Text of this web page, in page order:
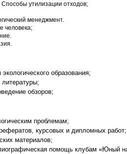
утилизации отходов;
менеджмент.
человека;
образования;
обзоров;
проблемам;
курсовых и дипломных работ;
материалов;
помощь клубам «Юный